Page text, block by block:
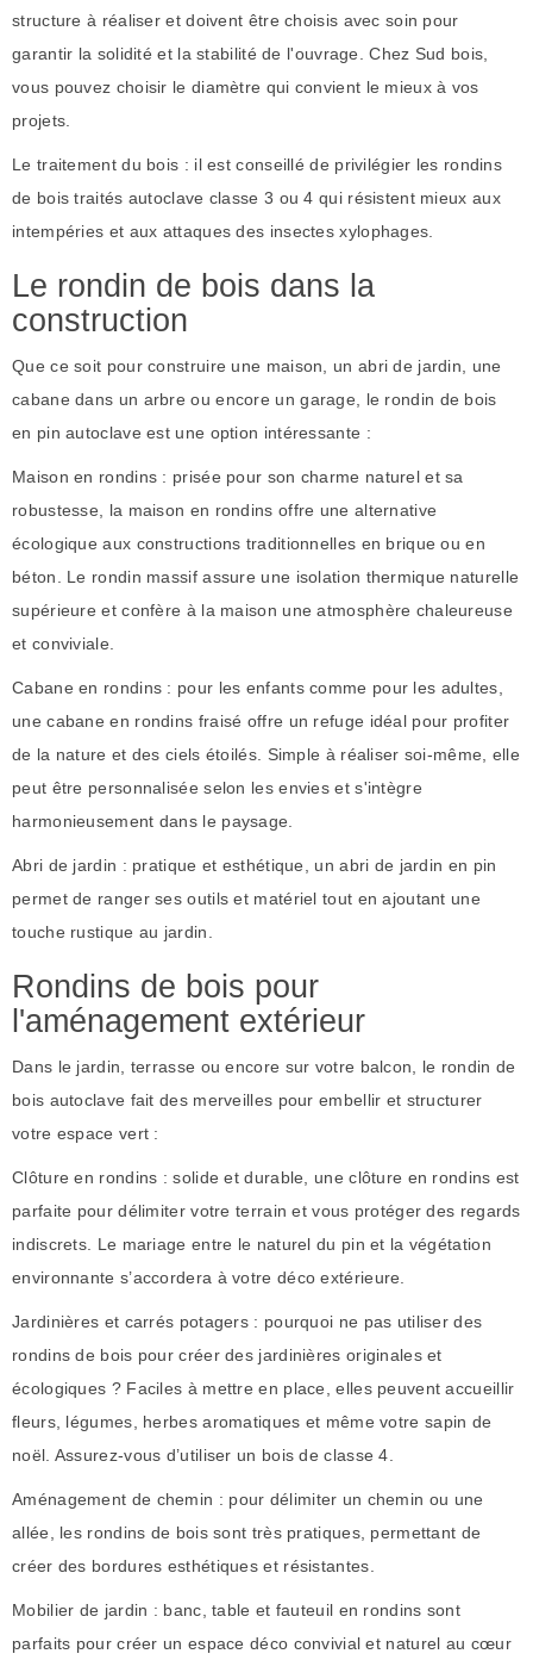
structure à réaliser et doivent être choisis avec soin pour
garantir la solidité et la stabilité de l'ouvrage. Chez Sud bois,
vous pouvez choisir le diamètre qui convient le mieux à vos
projets.
Le traitement du bois : il est conseillé de privilégier les rondins
de bois traités autoclave classe 3 ou 4 qui résistent mieux aux
intempéries et aux attaques des insectes xylophages.
Le rondin de bois dans la
construction
Que ce soit pour construire une maison, un abri de jardin, une
cabane dans un arbre ou encore un garage, le rondin de bois
en pin autoclave est une option intéressante :
Maison en rondins : prisée pour son charme naturel et sa
robustesse, la maison en rondins offre une alternative
écologique aux constructions traditionnelles en brique ou en
béton. Le rondin massif assure une isolation thermique naturelle
supérieure et confère à la maison une atmosphère chaleureuse
et conviviale.
Cabane en rondins : pour les enfants comme pour les adultes,
une cabane en rondins fraisé offre un refuge idéal pour profiter
de la nature et des ciels étoilés. Simple à réaliser soi-même, elle
peut être personnalisée selon les envies et s'intègre
harmonieusement dans le paysage.
Abri de jardin : pratique et esthétique, un abri de jardin en pin
permet de ranger ses outils et matériel tout en ajoutant une
touche rustique au jardin.
Rondins de bois pour
l'aménagement extérieur
Dans le jardin, terrasse ou encore sur votre balcon, le rondin de
bois autoclave fait des merveilles pour embellir et structurer
votre espace vert :
Clôture en rondins : solide et durable, une clôture en rondins est
parfaite pour délimiter votre terrain et vous protéger des regards
indiscrets. Le mariage entre le naturel du pin et la végétation
environnante s’accordera à votre déco extérieure.
Jardinières et carrés potagers : pourquoi ne pas utiliser des
rondins de bois pour créer des jardinières originales et
écologiques ? Faciles à mettre en place, elles peuvent accueillir
fleurs, légumes, herbes aromatiques et même votre sapin de
noël. Assurez-vous d’utiliser un bois de classe 4.
Aménagement de chemin : pour délimiter un chemin ou une
allée, les rondins de bois sont très pratiques, permettant de
créer des bordures esthétiques et résistantes.
Mobilier de jardin : banc, table et fauteuil en rondins sont
parfaits pour créer un espace déco convivial et naturel au cœur